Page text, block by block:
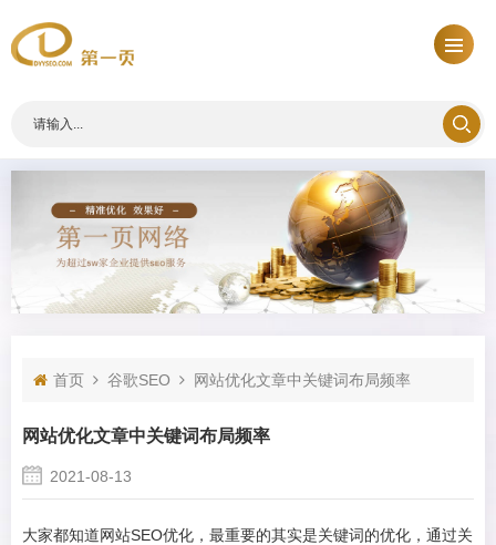
首页 谷歌SEO 网站优化文章中关键词布局频率
网站优化文章中关键词布局频率
2021-08-13
大家都知道网站SEO优化，最重要的其实是关键词的优化，通过关